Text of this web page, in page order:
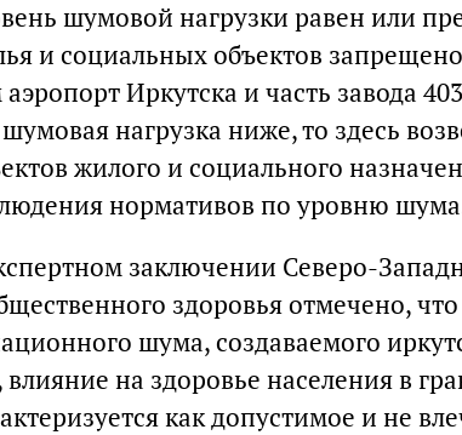
шумовой нагрузки равен или
и социальных объектов
Иркутска и часть завода
шумовая нагрузка ниже, то здесь
жилого и социального
нормативов по уровню
заключении Северо-
здоровья отмечено,
шума, создаваемого
влияние на здоровье населения в
как допустимое и не